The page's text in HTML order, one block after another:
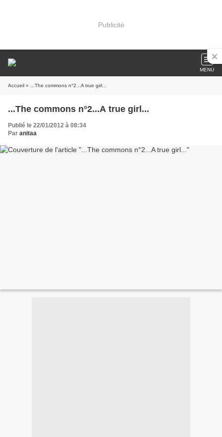
Publicité
MENU
Accueil » ...The commons n°2...A true girl...
...The commons n°2...A true girl...
Publié le 22/01/2012 à 08:34
Par anitaa